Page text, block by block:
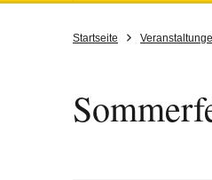
Startseite